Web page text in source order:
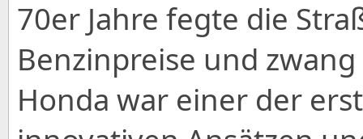
70er Jahre fegte die
Benzinpreise und
Honda war einer der